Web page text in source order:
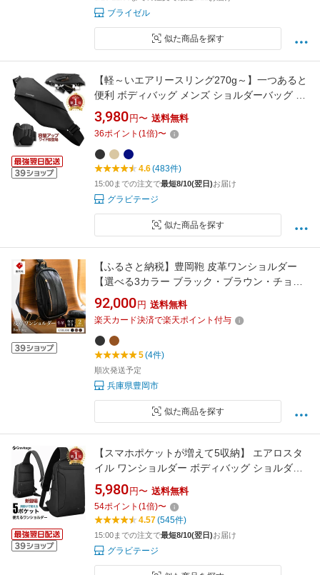
ブライゼル
似た商品を探す
【軽～いエアリースリング270g～】一つあると
便利 ボディバッグ メンズ ショルダーバッグ ボ
ディバック 大容量 スタイリッシュ iPad ウォー
キング メンズバック 斜めがけ バッグ ウエスト
バッグ ウエストポーチ 防水 ポケット 旅行 カバ
ン 自転車 Airy'sling
3,980 円〜 送料無料
36ポイント (1倍)〜
4.6(483件)
15:00までの注文で最短8/10(翌日)お届け
グラビテージ
似た商品を探す
【ふるさと納税】豊岡鞄 皮革ワンショルダー
【選べる3カラー ブラック・ブラウン・チョ
コ】 ボディバッグ 牛革 / 木和田正昭商店 レザ
ーワンショルダー メンズ 本革 ショルダーバッ
グ
92,000 円 送料無料
楽天カード決済で楽天ポイント付与
5(4件)
順次発送予定
兵庫県豊岡市
似た商品を探す
【スマホポケットが増えて5収納】 エアロスタ
イル ワンショルダー ボディバッグ ショルダー
バック 大容量 パソコン 収納 かっこいい メンズ
スタイリッシュ 防水 ウォーキング メンズバッ
ク バックパック 多機能 リュック 通勤 通学 旅
行 カバン 父の日
5,980 円〜 送料無料
54ポイント (1倍)〜
4.57(545件)
15:00までの注文で最短8/10(翌日)お届け
グラビテージ